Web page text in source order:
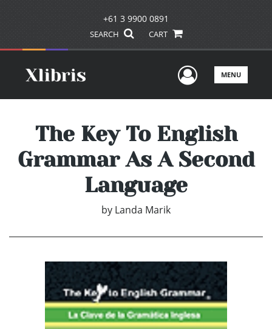
+61 3 9900 0891
SEARCH CART
UserMENU
The Key To English
Grammar As A Second
Language
by Landa Marik